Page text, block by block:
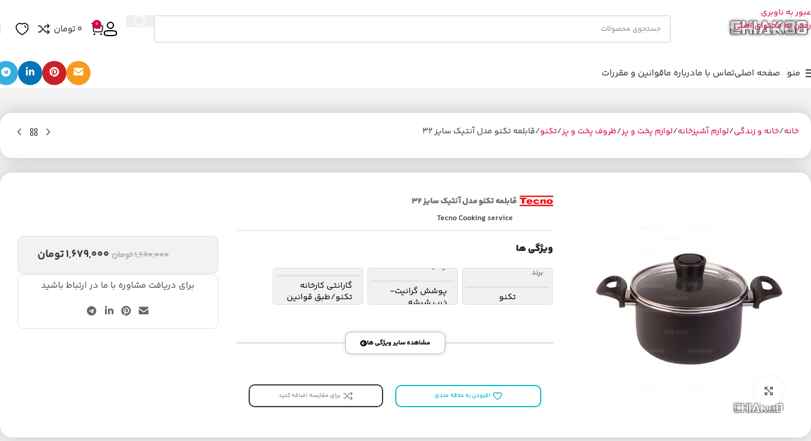
عبور به ناوبری
رفتن به محتوای اصلی
0
0تومان
منو صفحه اصلیتماس با مادرباره ماقوانین و مقررات
خانه خانه و زندگی لوازم آشپزخانه لوازم پخت و پز ظروف پخت و پز تکنو ‫قابلمه تکنو مدل آنتیک سایز ۳۲‬‏
‫قابلمه تکنو مدل آنتیک سایز ۳۲‬‏
Tecno Cooking service
ویژگی ها
برند
تکنو
توضیحات
‫پوشش گرانیت-
درب شیشه‬‏
گارانتی کارخانه
تکنو/طبق قوانین
کارخانه تکنو
مشاهده سایر ویژگی ها
افزودن به علاقه مندی برای مقایسه اضافه کنید
1,680,000تومان 1,679,000تومان
برای دریافت مشاوره با ما در ارتباط باشید